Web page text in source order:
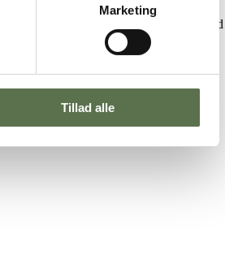
Marketing
Tillad alle
quinoa og frø og kerner, toppet